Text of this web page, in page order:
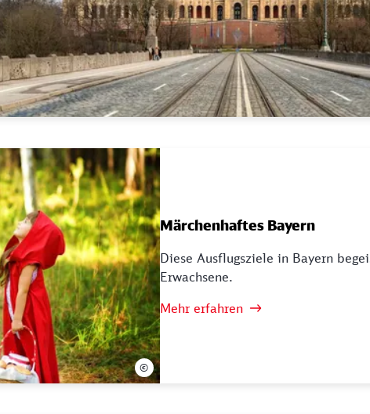
Märchenhaftes Bayern
Diese Ausflugsziele in Bayern
Erwachsene.
Mehr erfahren
©